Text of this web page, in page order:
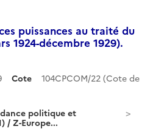
puissances au traité du
1924-décembre 1929).
Cote
104CPCOM/22 (Cote de
politique et
/ Z-Europe...